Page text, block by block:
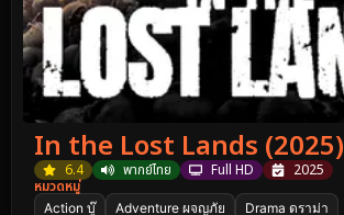
In the Lost Lands (2025)
6.4 พากย์ไทย Full HD
2025
หมวดหมู่
Action บู๊ Adventure ผจญภัย
Drama ดราม่า